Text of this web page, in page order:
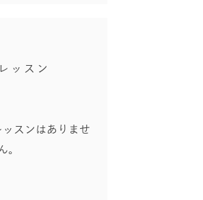
ッスン
スンはありませ
。